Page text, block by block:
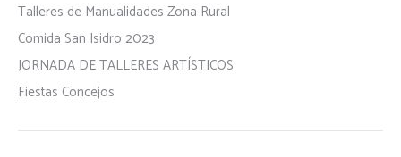
Talleres de Manualidades Zona Rural
Comida San Isidro 2023
JORNADA DE TALLERES ARTÍSTICOS
Fiestas Concejos